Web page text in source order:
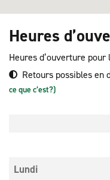
Heures
Heures d’ouverture pour
Retours possibles en
ce que c’est?)
Lundi